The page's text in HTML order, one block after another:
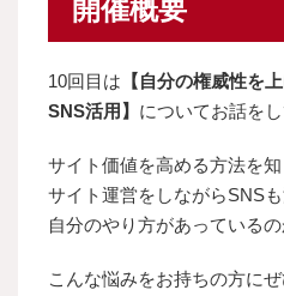
開催概要
10回目は 【自分の権威性を
SNS活用】 についてお話をし
サイト価値を高める方法を知
サイト運営をしながらSNSも
自分のやり方があっているの
こんな悩みをお持ちの方に